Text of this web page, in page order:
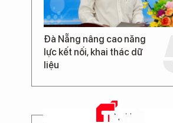
Đà Nẵng nâng cao năng
lực kết nối, khai thác dữ
liệu
TIN MỚI